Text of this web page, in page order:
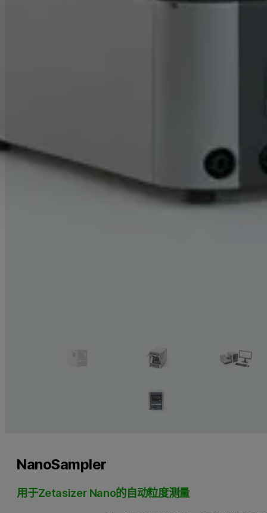
NanoSampler
用于Zetasizer Nano的自动粒度测量